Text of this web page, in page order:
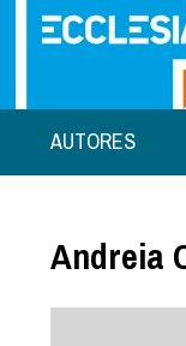
AUTORES
Andreia